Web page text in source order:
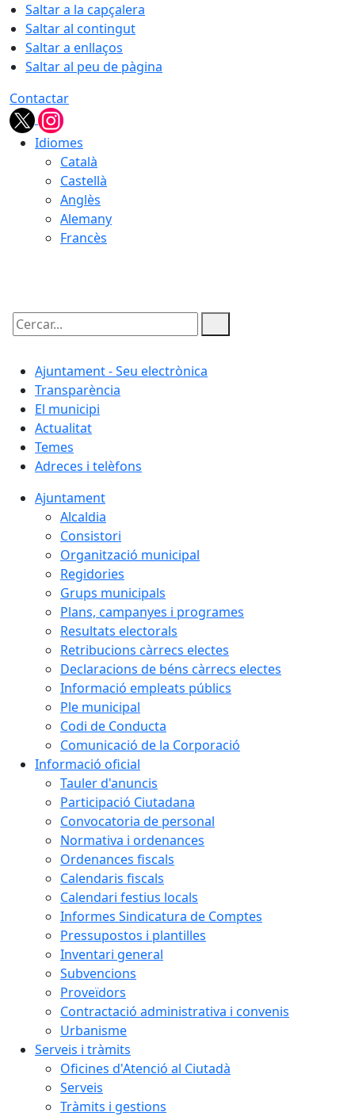
Saltar a la capçalera
Saltar al contingut
Saltar a enllaços
Saltar al peu de pàgina
Contactar
Idiomes
Català
Castellà
Anglès
Alemany
Francès
Cercar:
Ajuntament - Seu electrònica
Transparència
El municipi
Actualitat
Temes
Adreces i telèfons
Ajuntament
Alcaldia
Consistori
Organització municipal
Regidories
Grups municipals
Plans, campanyes i programes
Resultats electorals
Retribucions càrrecs electes
Declaracions de béns càrrecs electes
Informació empleats públics
Ple municipal
Codi de Conducta
Comunicació de la Corporació
Informació oficial
Tauler d'anuncis
Participació Ciutadana
Convocatoria de personal
Normativa i ordenances
Ordenances fiscals
Calendaris fiscals
Calendari festius locals
Informes Sindicatura de Comptes
Pressupostos i plantilles
Inventari general
Subvencions
Proveïdors
Contractació administrativa i convenis
Urbanisme
Serveis i tràmits
Oficines d'Atenció al Ciutadà
Serveis
Tràmits i gestions